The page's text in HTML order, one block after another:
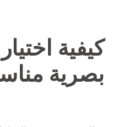
كيفية اختيار
بصرية